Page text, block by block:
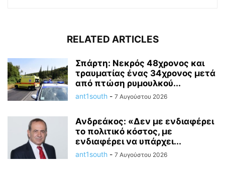
RELATED ARTICLES
Σπάρτη: Νεκρός 48χρονος και
τραυματίας ένας 34χρονος μετά
από πτώση ρυμουλκού...
ant1south - 7 Αυγούστου 2026
Ανδρεάκος: «Δεν με ενδιαφέρει
το πολιτικό κόστος, με
ενδιαφέρει να υπάρχει...
ant1south - 7 Αυγούστου 2026